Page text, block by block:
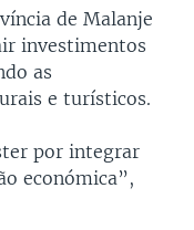
de Malanje
investimentos
as
e turísticos.
por integrar
económica”,